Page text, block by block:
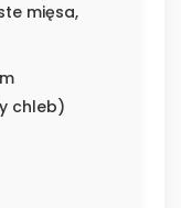
mięsa,
chleb)